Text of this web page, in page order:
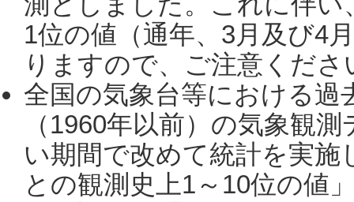
1位の値（通年、3月及び4
りますので、ご注意くだ
全国の気象台等における過
（1960年以前）の気象観
い期間で改めて統計を実
との観測史上1～10位の値